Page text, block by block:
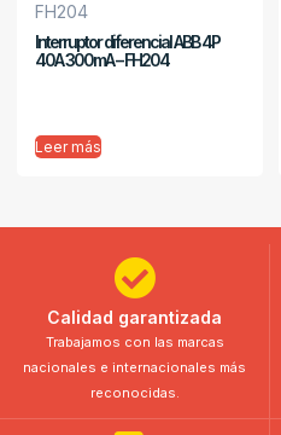
Interruptor diferencial ABB 4P
40A 300mA – FH204
Leer más
Calidad garantizada
Trabajamos con las marcas
nacionales e internacionales más
reconocidas.